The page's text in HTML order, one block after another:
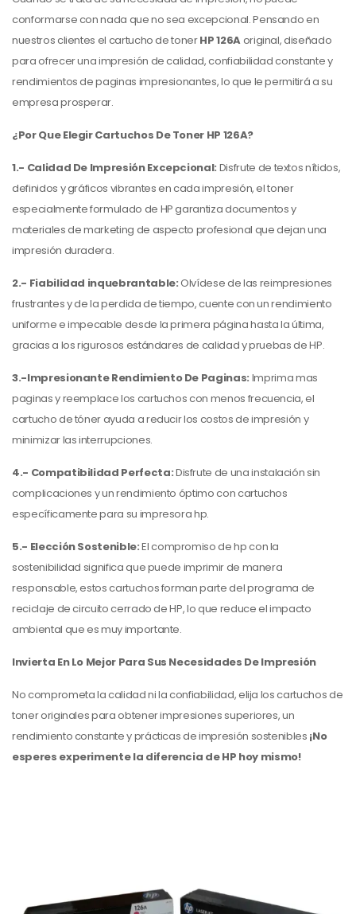
conformarse con nada que no sea excepcional. Pensando en
nuestros clientes el cartucho de tonerHP 126Aoriginal, diseñado
para ofrecer una impresión de calidad, confiabilidad constante y
rendimientos de paginas impresionantes, lo que le permitirá a su
empresa prosperar.
¿Por Que Elegir Cartuchos De Toner HP 126A?
1.- Calidad De Impresión Excepcional: Disfrute de textos nítidos,
definidos y gráficos vibrantes en cada impresión, el toner
especialmente formulado de HP garantiza documentos y
materiales de marketing de aspecto profesional que dejan una
impresión duradera.
2.- Fiabilidad inquebrantable:Olvídese de las reimpresiones
frustrantes y de la perdida de tiempo, cuente con un rendimiento
uniforme e impecable desde la primera página hasta la última,
gracias a los rigurosos estándares de calidad y pruebas de HP.
3.-Impresionante Rendimiento De Paginas: Imprima mas
paginas y reemplace los cartuchos con menos frecuencia, el
cartucho de tóner ayuda a reducir los costos de impresión y
minimizar las interrupciones.
4.- Compatibilidad Perfecta:Disfrute de una instalación sin
complicaciones y un rendimiento óptimo con cartuchos
específicamente para su impresora hp.
5.- Elección Sostenible:El compromiso de hp con la
sostenibilidad significa que puede imprimir de manera
responsable, estos cartuchos forman parte del programa de
reciclaje de circuito cerrado de HP, lo que reduce el impacto
ambiental que es muy importante.
Invierta En Lo Mejor Para Sus Necesidades De Impresión
No comprometa la calidad ni la confiabilidad, elija los cartuchos de
toner originales para obtener impresiones superiores, un
rendimiento constante y prácticas de impresión sostenibles ¡No
esperes experimente la diferencia de HP hoy mismo!